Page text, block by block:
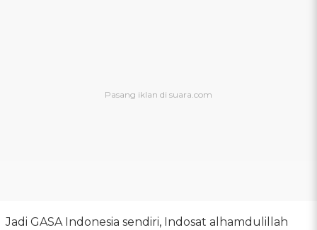
Jadi GASA Indonesia sendiri, Indosat alhamdulillah